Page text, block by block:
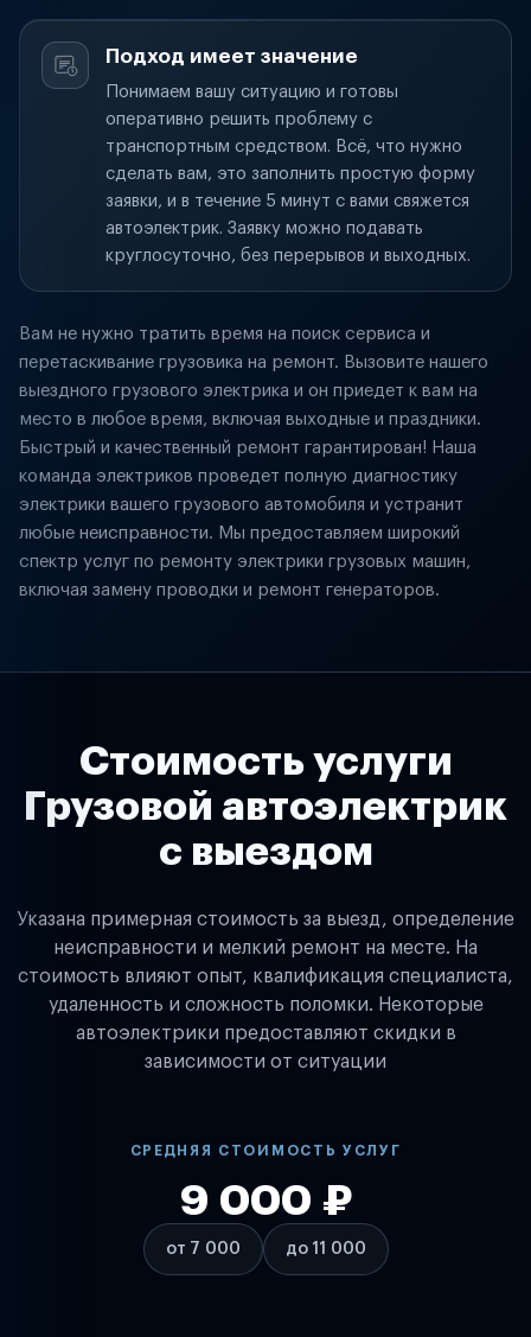
Подход имеет значение
Понимаем вашу ситуацию и готовы
оперативно решить проблему с
транспортным средством. Всё, что нужно
сделать вам, это заполнить простую форму
заявки, и в течение 5 минут с вами свяжется
автоэлектрик. Заявку можно подавать
круглосуточно, без перерывов и выходных.
Вам не нужно тратить время на поиск сервиса и
перетаскивание грузовика на ремонт. Вызовите нашего
выездного грузового электрика и он приедет к вам на
место в любое время, включая выходные и праздники.
Быстрый и качественный ремонт гарантирован! Наша
команда электриков проведет полную диагностику
электрики вашего грузового автомобиля и устранит
любые неисправности. Мы предоставляем широкий
спектр услуг по ремонту электрики грузовых машин,
включая замену проводки и ремонт генераторов.
Стоимость услуги
Грузовой автоэлектрик
с выездом
Указана примерная стоимость за выезд, определение
неисправности и мелкий ремонт на месте. На
стоимость влияют опыт, квалификация специалиста,
удаленность и сложность поломки. Некоторые
автоэлектрики предоставляют скидки в
зависимости от ситуации
СРЕДНЯЯ СТОИМОСТЬ УСЛУГ
от 7 000
9 000 ₽
до 11 000